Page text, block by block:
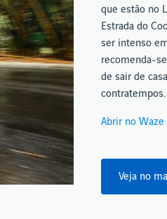
que estão no
Estrada do
ser intenso
recomenda-
de sair de
contratempos.
Abrir no Waze
Veja no